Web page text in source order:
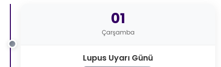
01
Çarşamba
Lupus Uyarı Günü